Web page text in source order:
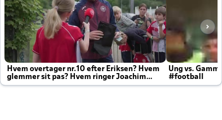
Hvem overtager nr.10 efter Eriksen? Hvem
glemmer sit pas? Hvem ringer Joachim
altid til efter kampe?
Ung vs.
#football